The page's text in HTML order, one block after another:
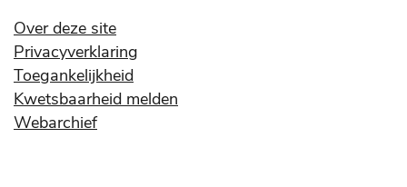
social
media
kanalen
Over deze site
Privacyverklaring
Toegankelijkheid
Kwetsbaarheid melden
Webarchief